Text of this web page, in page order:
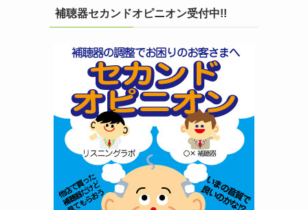
補聴器セカンドオピニオン受付中!!